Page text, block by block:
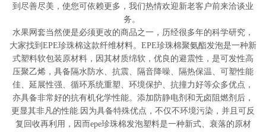
到尽善尽美，使您可依赖更多，我们热情欢迎新老客户前来洽谈业
务。
水果网套当然便是必须更改的商品之一，历经很多年的科学研究，
大家找到EPE珍珠棉这款纤维材料。EPE珍珠棉聚氨酯发泡是一种新
式塑料软包装原材料，因其材质绵软，优良的避震性，是可发性高
压聚乙烯，具备隔水防水、抗震、隔音降噪、隔热保温、可塑性能
佳、延展性强、循环系统重塑、环境保护、抗撞力好等众多优点，
亦具备非常好的抗有机化学性能。添加防静电剂和无卤阻燃剂后，
更显其非凡的性能.因为具备特殊优点，不仅不环境污染，并且可反
复回收再利用，因而epe珍珠棉发泡塑料是一种新式、衰落的原材